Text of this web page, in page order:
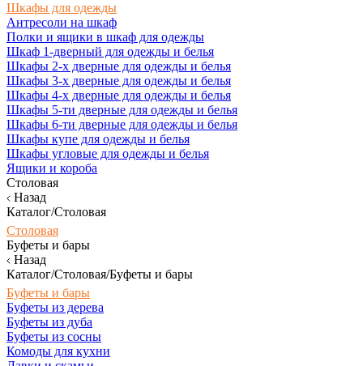
Шкафы для одежды
Антресоли на шкаф
Полки и ящики в шкаф для одежды
Шкаф 1-дверный для одежды и белья
Шкафы 2-х дверные для одежды и белья
Шкафы 3-х дверные для одежды и белья
Шкафы 4-х дверные для одежды и белья
Шкафы 5-ти дверные для одежды и белья
Шкафы 6-ти дверные для одежды и белья
Шкафы купе для одежды и белья
Шкафы угловые для одежды и белья
Ящики и короба
Столовая
Назад
Каталог/Столовая
Столовая
Буфеты и бары
Назад
Каталог/Столовая/Буфеты и бары
Буфеты и бары
Буфеты из дерева
Буфеты из дуба
Буфеты из сосны
Комоды для кухни